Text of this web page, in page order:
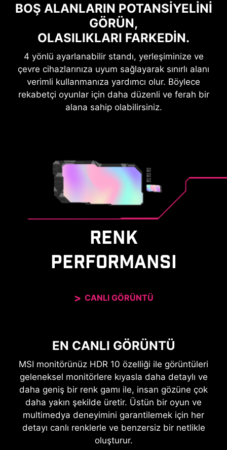
BOŞ ALANLARIN POTANSIYELINI
GÖRÜN,
OLASILIKLARI FARKEDIN.
4 yönlü ayarlanabilir standı, yerleşiminize ve
çevre cihazlarınıza uyum sağlayarak sınırlı alanı
verimli kullanmanıza yardımcı olur. Böylece
rekabetçi oyunlar için daha düzenli ve ferah bir
alana sahip olabilirsiniz.
RENK
PERFORMANSI
CANLI GÖRÜNTÜ
EN CANLI GÖRÜNTÜ
MSI monitörünüz HDR 10 özelliği ile görüntüleri
geleneksel monitörlere kıyasla daha detaylı ve
daha geniş bir renk gamı ile, insan gözüne çok
daha yakın şekilde üretir. Üstün bir oyun ve
multimedya deneyimini garantilemek için her
detayı canlı renklerle ve benzersiz bir netlikle
oluşturur.